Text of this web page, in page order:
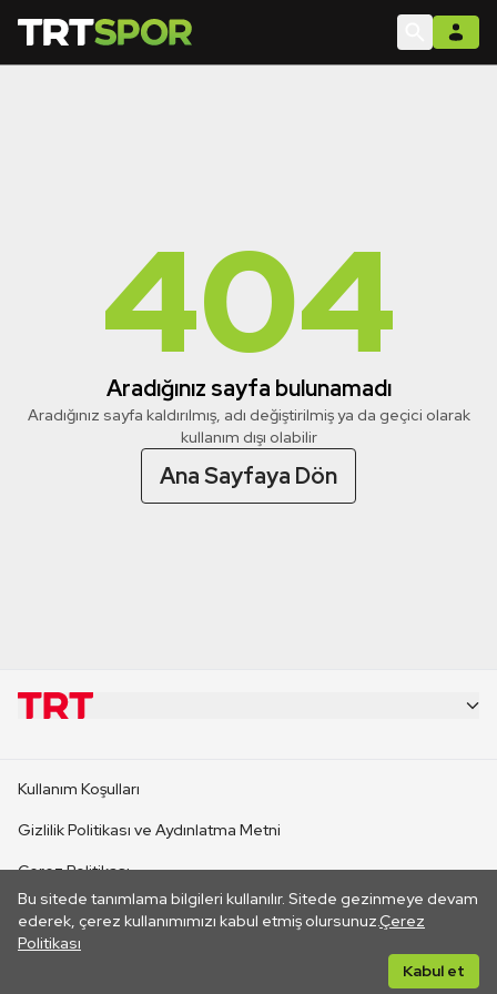
404
Aradığınız sayfa bulunamadı
Aradığınız sayfa kaldırılmış, adı değiştirilmiş ya da geçici olarak
kullanım dışı olabilir
Ana Sayfaya Dön
Bu sitede tanımlama bilgileri kullanılır. Sitede gezinmeye devam
ederek, çerez kullanımımızı kabul etmiş olursunuz.Çerez
Politikası
Kabul et
CANLI YAYINLAR
Kullanım Koşulları
Gizlilik Politikası ve Aydınlatma Metni
Çerez Politikası
İletişim
Her hakkı saklıdır. ©2026 TRT. Bağlantı yoluyla gidilen dış